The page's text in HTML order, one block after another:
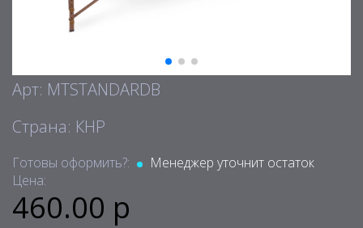
Арт: MTSTANDARDB
Страна: КНР
Готовы оформить?:
Менеджер уточнит остаток
Цена:
460.00 р